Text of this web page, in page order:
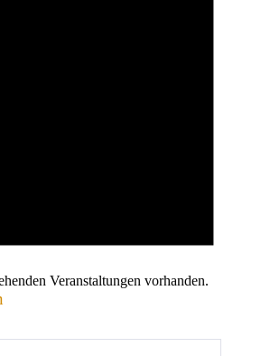
Veranstaltungen vorhanden.